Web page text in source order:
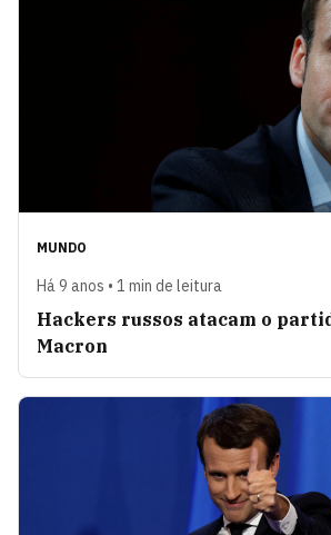
MUNDO
Há 9 anos • 1 min de leitura
Hackers russos atacam o
Macron